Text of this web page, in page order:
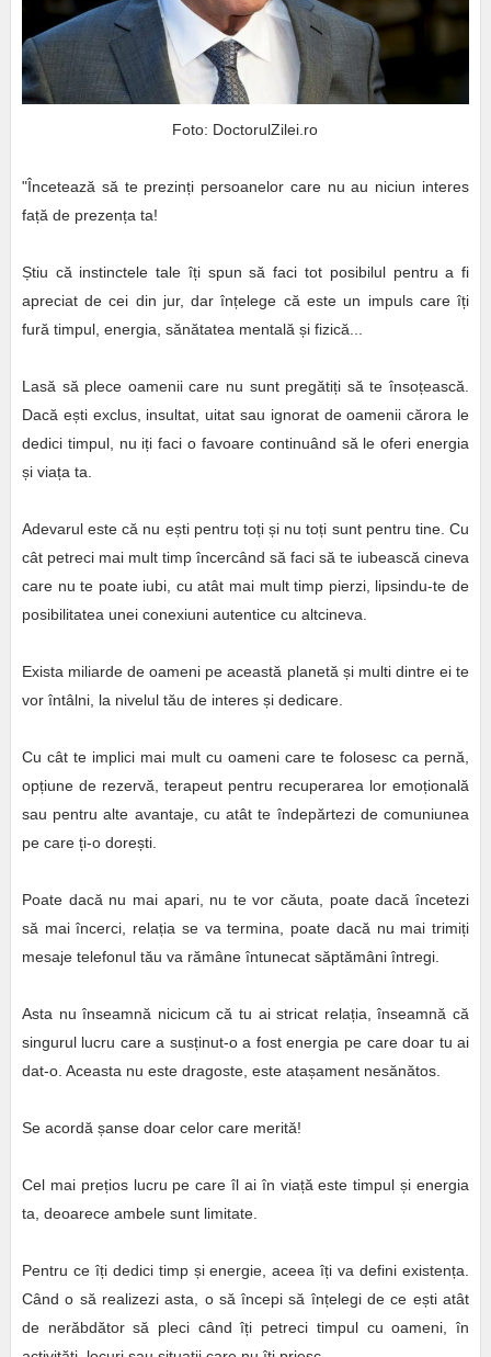
Foto: DoctorulZilei.ro
"Încetează să te prezinți persoanelor care nu au niciun interes
față de prezența ta!
Știu că instinctele tale îți spun să faci tot posibilul pentru a fi
apreciat de cei din jur, dar înțelege că este un impuls care îți
fură timpul, energia, sănătatea mentală și fizică...
Lasă să plece oamenii care nu sunt pregătiți să te însoțească.
Dacă ești exclus, insultat, uitat sau ignorat de oamenii cărora le
dedici timpul, nu iți faci o favoare continuând să le oferi energia
și viața ta.
Adevarul este că nu ești pentru toți și nu toți sunt pentru tine. Cu
cât petreci mai mult timp încercând să faci să te iubească cineva
care nu te poate iubi, cu atât mai mult timp pierzi, lipsindu-te de
posibilitatea unei conexiuni autentice cu altcineva.
Exista miliarde de oameni pe această planetă și multi dintre ei te
vor întâlni, la nivelul tău de interes și dedicare.
Cu cât te implici mai mult cu oameni care te folosesc ca pernă,
opțiune de rezervă, terapeut pentru recuperarea lor emoțională
sau pentru alte avantaje, cu atât te îndepărtezi de comuniunea
pe care ți-o dorești.
Poate dacă nu mai apari, nu te vor căuta, poate dacă încetezi
să mai încerci, relația se va termina, poate dacă nu mai trimiți
mesaje telefonul tău va rămâne întunecat săptămâni întregi.
Asta nu înseamnă nicicum că tu ai stricat relația, înseamnă că
singurul lucru care a susținut-o a fost energia pe care doar tu ai
dat-o. Aceasta nu este dragoste, este atașament nesănătos.
Se acordă șanse doar celor care merită!
Cel mai prețios lucru pe care îl ai în viață este timpul și energia
ta, deoarece ambele sunt limitate.
Pentru ce îți dedici timp și energie, aceea îți va defini existența.
Când o să realizezi asta, o să începi să înțelegi de ce ești atât
de nerăbdător să pleci când îți petreci timpul cu oameni, în